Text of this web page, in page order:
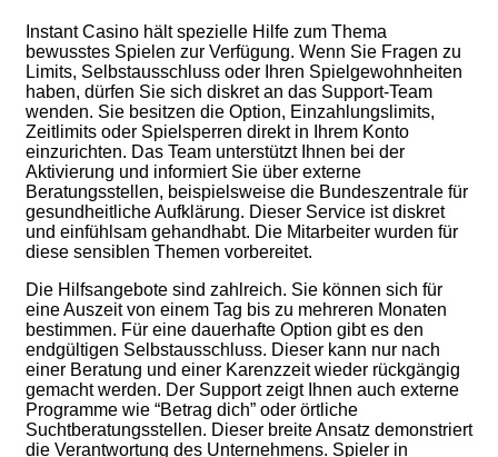
Instant Casino hält spezielle Hilfe zum Thema
bewusstes Spielen zur Verfügung. Wenn Sie Fragen zu
Limits, Selbstausschluss oder Ihren Spielgewohnheiten
haben, dürfen Sie sich diskret an das Support-Team
wenden. Sie besitzen die Option, Einzahlungslimits,
Zeitlimits oder Spielsperren direkt in Ihrem Konto
einzurichten. Das Team unterstützt Ihnen bei der
Aktivierung und informiert Sie über externe
Beratungsstellen, beispielsweise die Bundeszentrale für
gesundheitliche Aufklärung. Dieser Service ist diskret
und einfühlsam gehandhabt. Die Mitarbeiter wurden für
diese sensiblen Themen vorbereitet.
Die Hilfsangebote sind zahlreich. Sie können sich für
eine Auszeit von einem Tag bis zu mehreren Monaten
bestimmen. Für eine dauerhafte Option gibt es den
endgültigen Selbstausschluss. Dieser kann nur nach
einer Beratung und einer Karenzzeit wieder rückgängig
gemacht werden. Der Support zeigt Ihnen auch externe
Programme wie “Betrag dich” oder örtliche
Suchtberatungsstellen. Dieser breite Ansatz demonstriert
die Verantwortung des Unternehmens. Spieler in